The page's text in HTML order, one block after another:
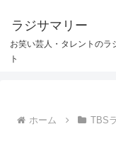
ラジサマリー
お笑い芸人・タレントのラ
ト
ホーム TBS